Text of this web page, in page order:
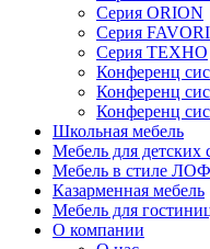
Серия ORION
Серия
Серия ТЕХНО
Конференц
Конференц
Конференц
Школьная мебель
Мебель для детских
Мебель в стиле
Казарменная мебель
Мебель для
О компании